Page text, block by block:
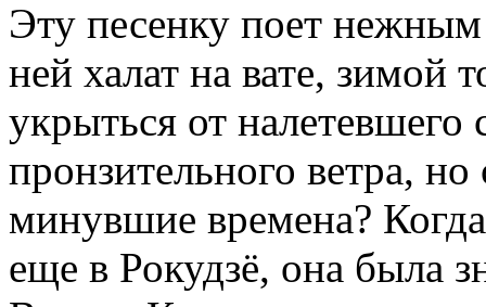
Эту песенку поет
ней халат на вате, зимой
укрыться от налетевшего
пронзительного ветра,
минувшие времена?
еще в Рокудзё, она была